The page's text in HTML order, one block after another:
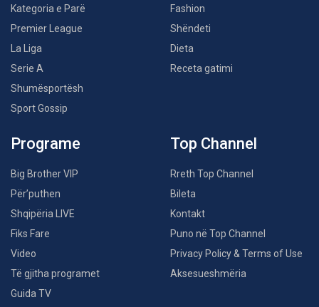
Kategoria e Parë
Premier League
La Liga
Serie A
Shumësportësh
Sport Gossip
Fashion
Shëndeti
Dieta
Receta gatimi
Programe
Big Brother VIP
Për’puthen
Shqipëria LIVE
Fiks Fare
Video
Të gjitha programet
Guida TV
Top Channel
Rreth Top Channel
Bileta
Kontakt
Puno në Top Channel
Privacy Policy & Terms of Use
Aksesueshmëria